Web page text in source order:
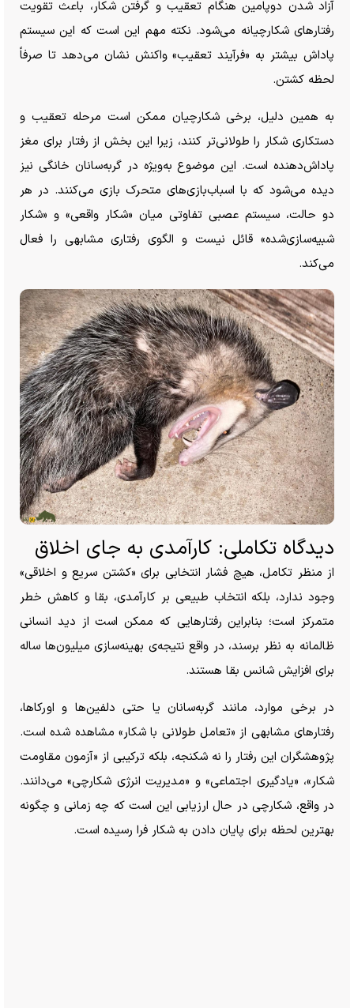
آزاد شدن دوپامین هنگام تعقیب و گرفتن شکار، باعث تقویت
رفتار‌های شکارچیانه می‌شود. نکته مهم این است که این سیستم
پاداش بیشتر به «فرآیند تعقیب» واکنش نشان می‌دهد تا صرفاً
لحظه کشتن.
به همین دلیل، برخی شکارچیان ممکن است مرحله تعقیب و
دستکاری شکار را طولانی‌تر کنند، زیرا این بخش از رفتار برای مغز
پاداش‌دهنده است. این موضوع به‌ویژه در گربه‌سانان خانگی نیز
دیده می‌شود که با اسباب‌بازی‌های متحرک بازی می‌کنند. در هر
دو حالت، سیستم عصبی تفاوتی میان «شکار واقعی» و «شکار
شبیه‌سازی‌شده» قائل نیست و الگوی رفتاری مشابهی را فعال
می‌کند.
دیدگاه تکاملی: کارآمدی به جای اخلاق
از منظر تکامل، هیچ فشار انتخابی برای «کشتن سریع و اخلاقی»
وجود ندارد، بلکه انتخاب طبیعی بر کارآمدی، بقا و کاهش خطر
متمرکز است؛ بنابراین رفتار‌هایی که ممکن است از دید انسانی
ظالمانه به نظر برسند، در واقع نتیجه‌ی بهینه‌سازی میلیون‌ها ساله
برای افزایش شانس بقا هستند.
در برخی موارد، مانند گربه‌سانان یا حتی دلفین‌ها و اورکاها،
رفتار‌های مشابهی از «تعامل طولانی با شکار» مشاهده شده است.
پژوهشگران این رفتار را نه شکنجه، بلکه ترکیبی از «آزمون مقاومت
شکار»، «یادگیری اجتماعی» و «مدیریت انرژی شکارچی» می‌دانند.
در واقع، شکارچی در حال ارزیابی این است که چه زمانی و چگونه
بهترین لحظه برای پایان دادن به شکار فرا رسیده است.